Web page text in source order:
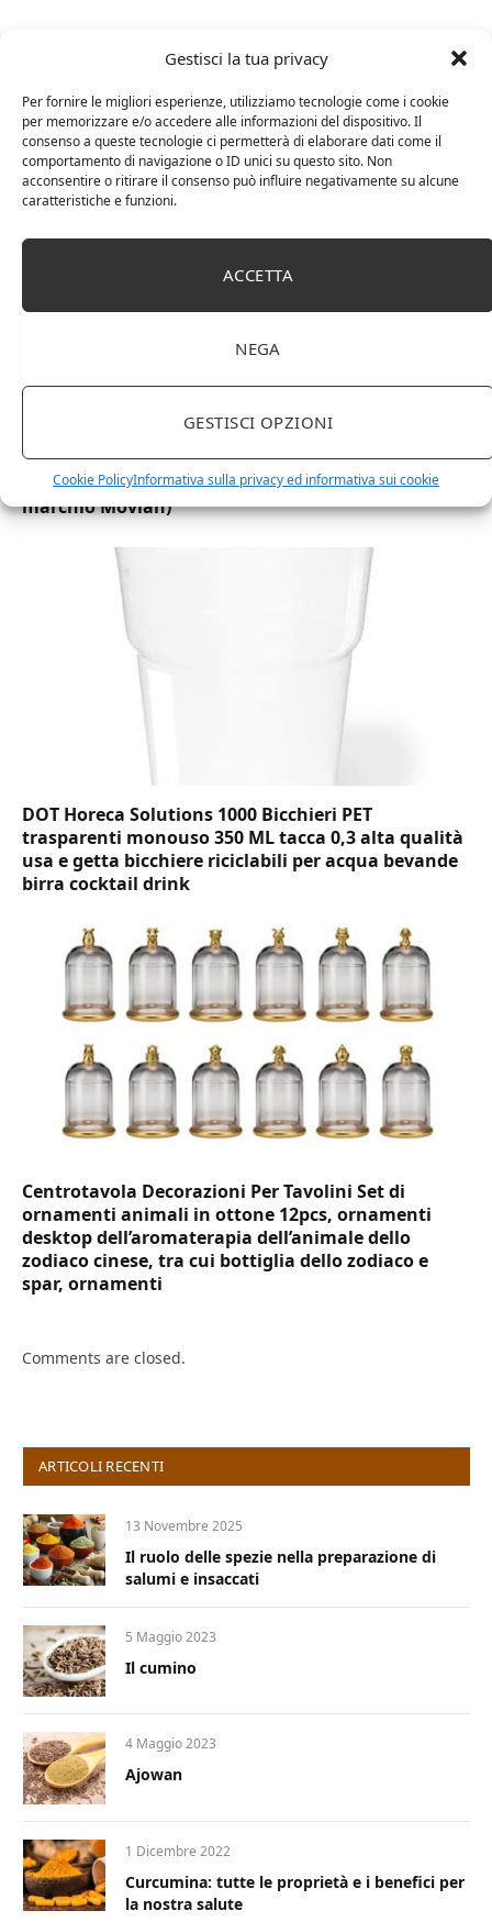
Gestisci la tua privacy
Per fornire le migliori esperienze, utilizziamo tecnologie come i cookie
per memorizzare e/o accedere alle informazioni del dispositivo. Il
consenso a queste tecnologie ci permetterà di elaborare dati come il
comportamento di navigazione o ID unici su questo sito. Non
acconsentire o ritirare il consenso può influire negativamente su alcune
caratteristiche e funzioni.
ACCETTA
NEGA
GESTISCI OPZIONI
Cookie PolicyInformativa sulla privacy ed informativa sui cookie
Twitter Pinterest LinkedIn Email
RELATEDPOSTS
Amazon Basics Martin – Libreria, 35 x 114 x 78 cm
(Lu x La x A), effetto quercia(In precedenza
marchio Movian)
DOT Horeca Solutions 1000 Bicchieri PET
trasparenti monouso 350 ML tacca 0,3 alta qualità
usa e getta bicchiere riciclabili per acqua bevande
birra cocktail drink
Centrotavola Decorazioni Per Tavolini Set di
ornamenti animali in ottone 12pcs, ornamenti
desktop dell’aromaterapia dell’animale dello
zodiaco cinese, tra cui bottiglia dello zodiaco e
spar, ornamenti
Comments are closed.
ARTICOLI RECENTI
13 Novembre 2025
Il ruolo delle spezie nella preparazione di
salumi e insaccati
5 Maggio 2023
Il cumino
4 Maggio 2023
Ajowan
1 Dicembre 2022
Curcumina: tutte le proprietà e i benefici per
la nostra salute